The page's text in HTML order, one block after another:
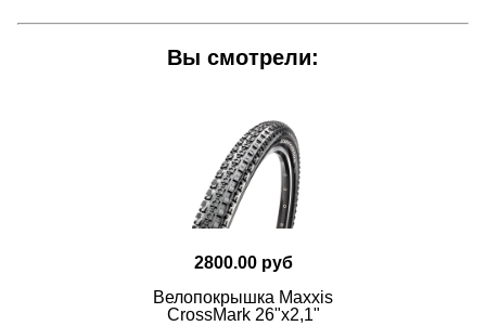
Вы смотрели:
2800.00 руб
Велопокрышка Maxxis
CrossMark 26"х2,1"